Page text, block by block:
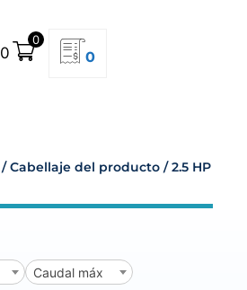
0
0
0
/ Cabellaje del producto / 2.5 HP
Caudal máx